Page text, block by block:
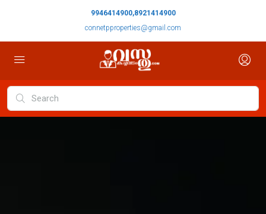
9946414900,8921414900
connetpproperties@gmail.com